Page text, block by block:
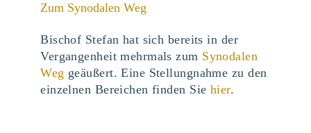
Zum Synodalen Weg
Bischof Stefan hat sich bereits in der
Vergangenheit mehrmals zum Synodalen
Weg geäußert. Eine Stellungnahme zu den
einzelnen Bereichen finden Sie hier.